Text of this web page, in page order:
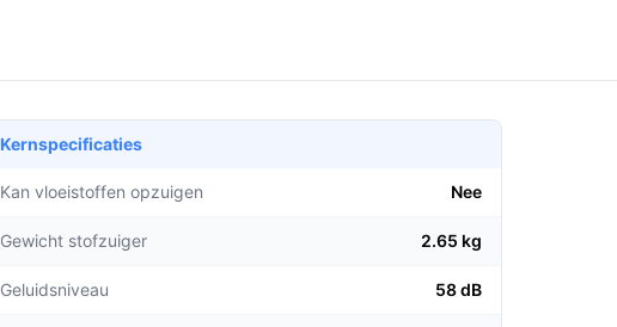
Kernspecificaties
Kan vloeistoffen opzuigen Nee
Gewicht stofzuiger 2.65 kg
Geluidsniveau 58 dB